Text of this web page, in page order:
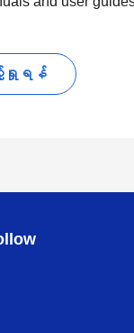
ည့်ရှုရန်